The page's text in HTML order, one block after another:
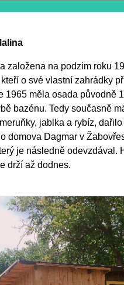
založena na podzim roku
o své vlastní zahrádky
1965 měla osada původně
bazénu. Tedy současně
jablka a rybíz,
domova Dagmar v
je následně odevzdával.
drží až dodnes.